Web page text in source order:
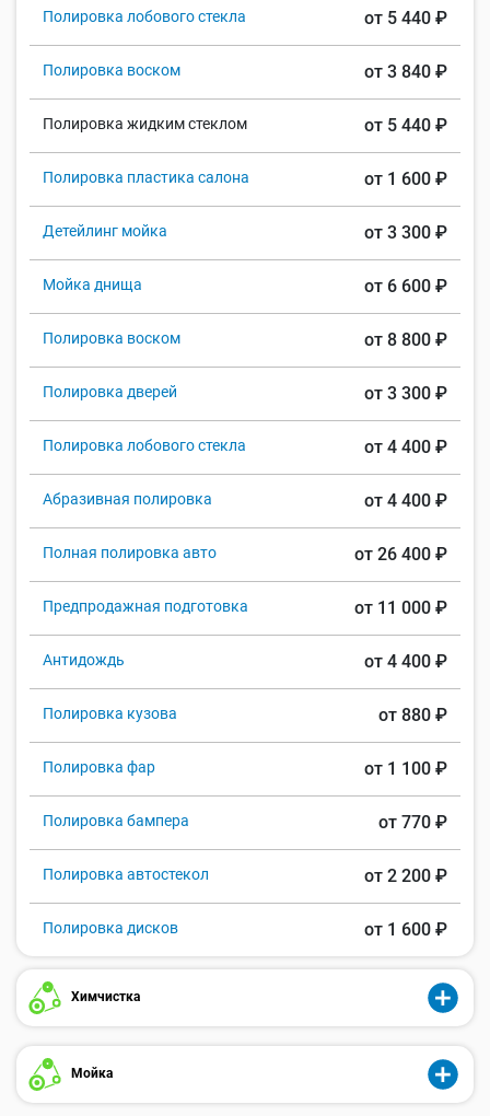
Полировка лобового стекла от 5 440 ₽
Полировка воском от 3 840 ₽
Полировка жидким стеклом от 5 440 ₽
Полировка пластика салона от 1 600 ₽
Детейлинг мойка от 3 300 ₽
Мойка днища от 6 600 ₽
Полировка воском от 8 800 ₽
Полировка дверей от 3 300 ₽
Полировка лобового стекла от 4 400 ₽
Абразивная полировка от 4 400 ₽
Полная полировка авто от 26 400 ₽
Предпродажная подготовка от 11 000 ₽
Антидождь от 4 400 ₽
Полировка кузова от 880 ₽
Полировка фар от 1 100 ₽
Полировка бампера от 770 ₽
Полировка автостекол от 2 200 ₽
Полировка дисков от 1 600 ₽
Химчистка
Мойка